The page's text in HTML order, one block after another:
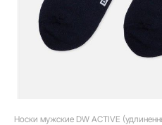
Носки мужские DW ACTIVE